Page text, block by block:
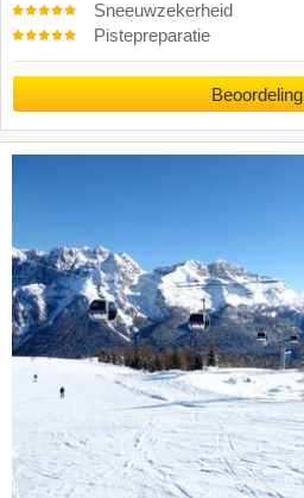
Sneeuwzekerheid
Pistepreparatie
Beoordeling